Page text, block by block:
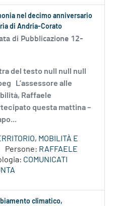
nel decimo anniversario
di Andria-Corato
di Pubblicazione 12-
del testo null null null
L’assessore alle
Raffaele
questa mattina –
MOBILITÀ E
Persone: RAFFAELE
COMUNICATI
climatico,